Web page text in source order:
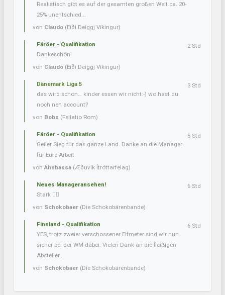
Realistisch gibt es auf der gesamten großen Welt ca. 20-
25% unentschied...
von Claudo (Eiði Deiggj Víkingur)
Färöer - Qualifikation
Dankeschön!
von Claudo (Eiði Deiggj Víkingur)
2 Std
Dänemark Liga 5
das wird schon… kinder essen wir nicht:-) wo hast du
noch nen account?
von Bobs (Fellatio Rom)
3 Std
Färöer - Qualifikation
Geiler Sieg für das ganze Land. Danke an die Manager
für Eure Arbeit
vonAhnbassa (Æðuvík Ítróttarfelag)
5 Std
Neues Manageransehen!
Stark 👍🏼
von Schokobaer (Die Schokobärenbande)
6 Std
Finnland - Qualifikation
YES, trotz zweier verschossener Elfmeter sind wir nun
sicher bei der WM dabei. Vielen Dank an die fleißigen
Absteller...
von Schokobaer (Die Schokobärenbande)
6 Std